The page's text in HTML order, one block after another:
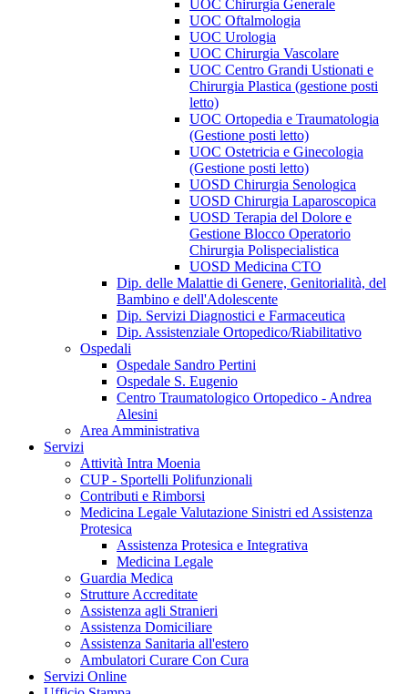
UOC Chirurgia Generale
UOC Oftalmologia
UOC Urologia
UOC Chirurgia Vascolare
UOC Centro Grandi Ustionati e
Chirurgia Plastica (gestione posti
letto)
UOC Ortopedia e Traumatologia
(Gestione posti letto)
UOC Ostetricia e Ginecologia
(Gestione posti letto)
UOSD Chirurgia Senologica
UOSD Chirurgia Laparoscopica
UOSD Terapia del Dolore e
Gestione Blocco Operatorio
Chirurgia Polispecialistica
UOSD Medicina CTO
Dip. delle Malattie di Genere, Genitorialità, del
Bambino e dell'Adolescente
Dip. Servizi Diagnostici e Farmaceutica
Dip. Assistenziale Ortopedico/Riabilitativo
Ospedali
Ospedale Sandro Pertini
Ospedale S. Eugenio
Centro Traumatologico Ortopedico - Andrea
Alesini
Area Amministrativa
Servizi
Attività Intra Moenia
CUP - Sportelli Polifunzionali
Contributi e Rimborsi
Medicina Legale Valutazione Sinistri ed Assistenza
Protesica
Assistenza Protesica e Integrativa
Medicina Legale
Guardia Medica
Strutture Accreditate
Assistenza agli Stranieri
Assistenza Domiciliare
Assistenza Sanitaria all'estero
Ambulatori Curare Con Cura
Servizi Online